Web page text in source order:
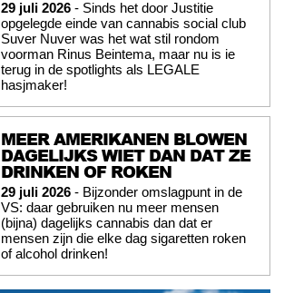
29 juli 2026 - Sinds het door Justitie
opgelegde einde van cannabis social club
Suver Nuver was het wat stil rondom
voorman Rinus Beintema, maar nu is ie
terug in de spotlights als LEGALE
hasjmaker!
MEER AMERIKANEN BLOWEN
DAGELIJKS WIET DAN DAT ZE
DRINKEN OF ROKEN
29 juli 2026 - Bijzonder omslagpunt in de
VS: daar gebruiken nu meer mensen
(bijna) dagelijks cannabis dan dat er
mensen zijn die elke dag sigaretten roken
of alcohol drinken!